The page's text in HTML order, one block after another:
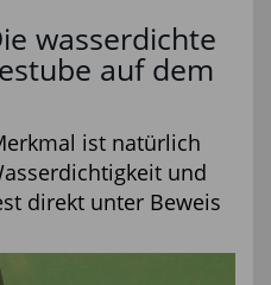
wasserdichte
auf dem
ist natürlich
und
direkt unter Beweis